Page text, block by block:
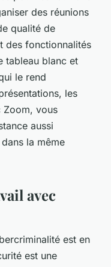
des réunions
qualité de
des fonctionnalités
tableau blanc et
le rend
les
Zoom, vous
aussi
la même
avec
est en
est une